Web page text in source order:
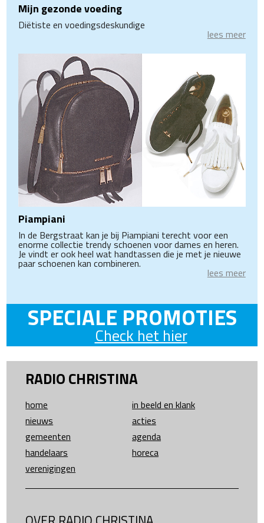
Mijn gezonde voeding
Diëtiste en voedingsdeskundige
lees meer
Piampiani
In de Bergstraat kan je bij Piampiani terecht voor een
enorme collectie trendy schoenen voor dames en heren.
Je vindt er ook heel wat handtassen die je met je nieuwe
paar schoenen kan combineren.
lees meer
SPECIALE PROMOTIES
Check het hier
RADIO CHRISTINA
home
in beeld en klank
nieuws
acties
gemeenten
agenda
handelaars
horeca
verenigingen